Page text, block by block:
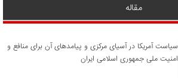
مقاله
سیاست آمریکا در آسیای مرکزی و پیامدهای آن برای منافع و
امنیت ملی جمهوری اسلامی ایران